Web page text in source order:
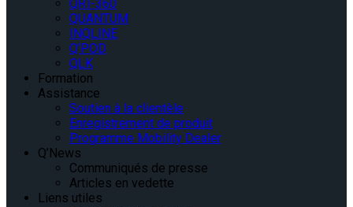
QRT-360
QUANTUM
INQLINE
Q’POD
QLK
Formation
Assistance
Soutien à la clientèle
Enregistrement de produit
Programme Mobility Dealer
Q’News
Communiqués de presse
Articles en vedette
Liens utiles